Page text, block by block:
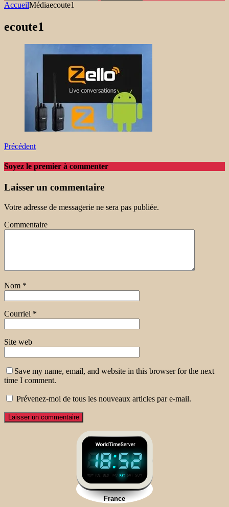
AccueilMédiaecoute1
ecoute1
Précédent
Soyez le premier à commenter
Laisser un commentaire
Votre adresse de messagerie ne sera pas publiée.
Commentaire
Nom *
Courriel *
Site web
Save my name, email, and website in this browser for the next
time I comment.
Prévenez-moi de tous les nouveaux articles par e-mail.